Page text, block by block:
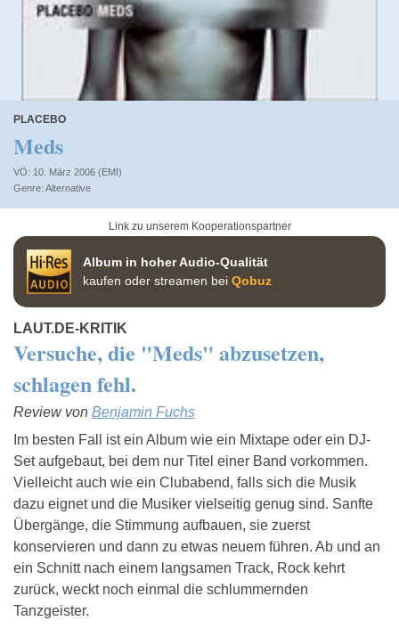
PLACEBO
Meds
VÖ: 10. März 2006 (EMI)
Alternative
Link zu unserem Kooperationspartner
Album in hoher Audio-Qualität
kaufen oder streamen bei Qobuz
LAUT.DE-KRITIK
Versuche, die "Meds" abzusetzen,
schlagen fehl.
Review von Benjamin Fuchs
Im besten Fall ist ein Album wie ein Mixtape oder ein DJ-
Set aufgebaut, bei dem nur Titel einer Band vorkommen.
Vielleicht auch wie ein Clubabend, falls sich die Musik
dazu eignet und die Musiker vielseitig genug sind. Sanfte
Übergänge, die Stimmung aufbauen, sie zuerst
konservieren und dann zu etwas neuem führen. Ab und an
ein Schnitt nach einem langsamen Track, Rock kehrt
zurück, weckt noch einmal die schlummernden
Tanzgeister.